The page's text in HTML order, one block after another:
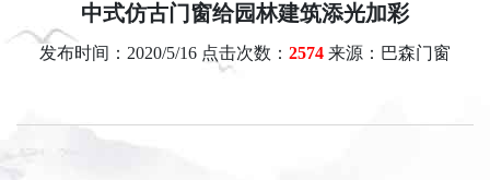
中式仿古门窗给园林建筑添光加彩
发布时间：2020/5/16 点击次数： 2574 来源：巴森门窗